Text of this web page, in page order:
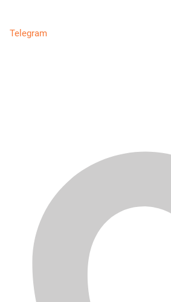
Telegram